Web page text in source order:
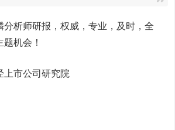
析师研报，权威，专业，及时，全
机会！
市公司研究院